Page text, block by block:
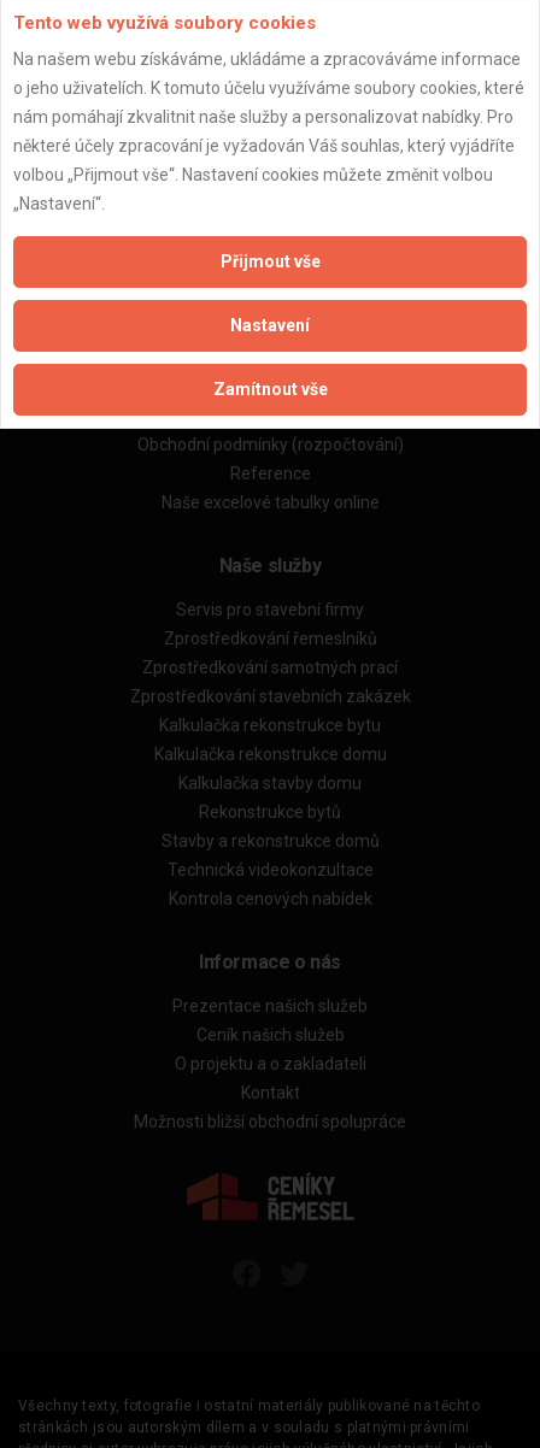
ZPĚT
Aktualizováno z portálu ARES dne 13.04.2025 17:06:02
Důležité informace
Naše firmy a řemeslníci
Zpracování a ochrana osobních údajů
Zásady pro používání souborů cookie
Obchodní podmínky (zprostředkování)
Obchodní podmínky (rozpočtování)
Reference
Naše excelové tabulky online
Naše služby
Servis pro stavební firmy
Zprostředkování řemeslníků
Zprostředkování samotných prací
Zprostředkování stavebních zakázek
Kalkulačka rekonstrukce bytu
Kalkulačka rekonstrukce domu
Kalkulačka stavby domu
Rekonstrukce bytů
Stavby a rekonstrukce domů
Technická videokonzultace
Kontrola cenových nabídek
Informace o nás
Prezentace našich služeb
Ceník našich služeb
O projektu a o zakladateli
Kontakt
Možnosti bližší obchodní spolupráce
Všechny texty, fotografie i ostatní materiály publikované na těchto
stránkách jsou autorským dílem a v souladu s platnými právními
Tento web využívá soubory cookies
Na našem webu získáváme, ukládáme a zpracováváme informace
o jeho uživatelích. K tomuto účelu využíváme soubory cookies, které
nám pomáhají zkvalitnit naše služby a personalizovat nabídky. Pro
některé účely zpracování je vyžadován Váš souhlas, který vyjádříte
volbou „Přijmout vše“. Nastavení cookies můžete změnit volbou
„Nastavení“.
Přijmout vše
Nastavení
Zamítnout vše